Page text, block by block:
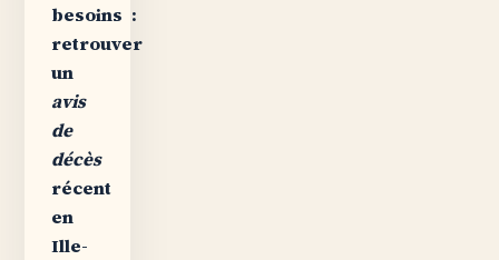
besoins :
retrouver
un
avis
de
décès
récent
en
Ille-